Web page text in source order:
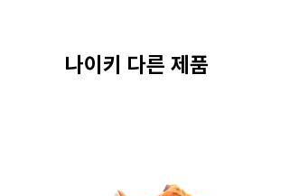
나이키 다른 제품